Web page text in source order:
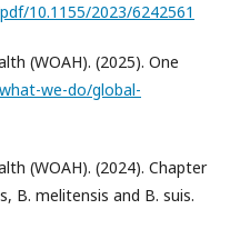
10.1155/2023/6242561
(WOAH). (2025). One
we-do/global-
(WOAH). (2024). Chapter
B. melitensis and B. suis.